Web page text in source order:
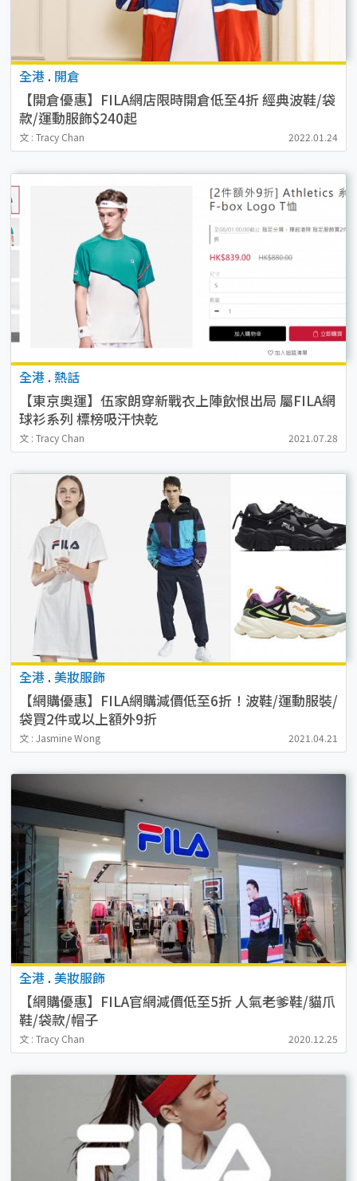
全港 . 開倉
【開倉優惠】FILA網店限時開倉低至4折 經典波鞋/袋
款/運動服飾$240起
文 : Tracy Chan 2022.01.24
全港 . 熱話
【東京奧運】伍家朗穿新戰衣上陣飲恨出局 屬FILA網
球衫系列 標榜吸汗快乾
文 : Tracy Chan 2021.07.28
全港 . 美妝服飾
【網購優惠】FILA網購減價低至6折！波鞋/運動服裝/
袋買2件或以上額外9折
文 : Jasmine Wong 2021.04.21
全港 . 美妝服飾
【網購優惠】FILA官網減價低至5折 人氣老爹鞋/貓爪
鞋/袋款/帽子
文 : Tracy Chan 2020.12.25